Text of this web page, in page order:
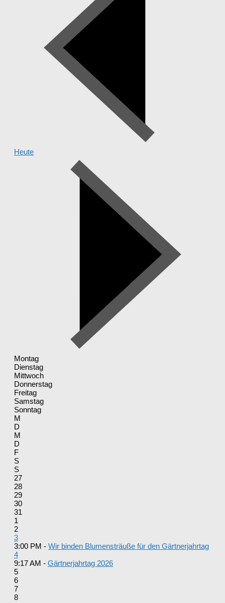
Heute
Montag
Dienstag
Mittwoch
Donnerstag
Freitag
Samstag
Sonntag
M
D
M
D
F
S
S
27
28
29
30
31
1
2
3
3:00 PM - Wir binden Blumensträuße für den Gärtnerjahrtag
4
9:17 AM - Gärtnerjahrtag 2026
5
6
7
8